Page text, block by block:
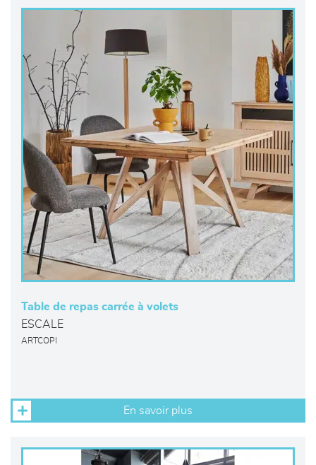
Table de repas carrée à volets
ESCALE
ARTCOPI
En savoir plus